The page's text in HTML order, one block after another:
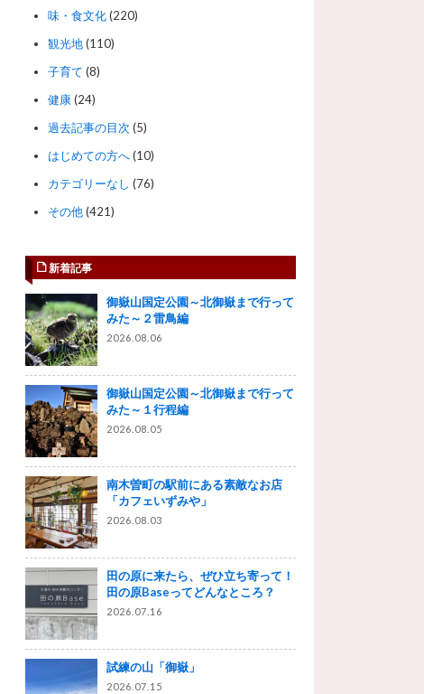
味・食文化(220)
観光地(110)
子育て (8)
健康(24)
過去記事の目次 (5)
はじめての方へ(10)
カテゴリーなし (76)
その他(421)
新着記事
御嶽山国定公園～北御嶽まで行って
みた～２雷鳥編
2026.08.06
御嶽山国定公園～北御嶽まで行って
みた～１行程編
2026.08.05
南木曽町の駅前にある素敵なお店
「カフェいずみや」
2026.08.03
田の原に来たら、ぜひ立ち寄って！
田の原Baseってどんなところ？
2026.07.16
試練の山「御嶽」
2026.07.15